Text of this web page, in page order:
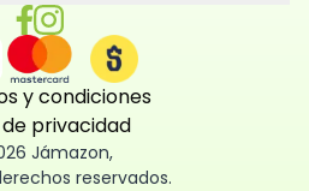
y condiciones
privacidad
Jámazon,
reservados.